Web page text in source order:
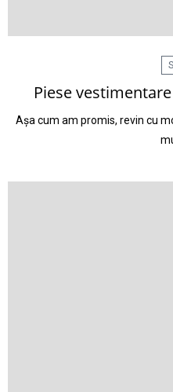
Piese
Așa cum am promis, revin cu